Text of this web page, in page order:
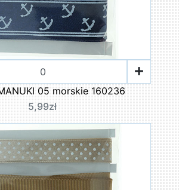
05 morskie 160236
5,99zł